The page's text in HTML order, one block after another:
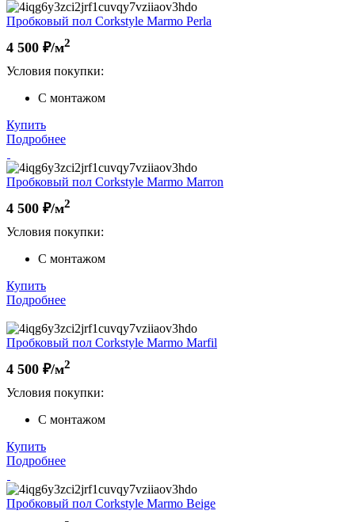
Пробковый пол Corkstyle Marmo Perla
4 500 ₽/м2
Условия покупки:
С монтажом
Купить
Подробнее
Пробковый пол Corkstyle Marmo Marron
4 500 ₽/м2
Условия покупки:
С монтажом
Купить
Подробнее
Пробковый пол Corkstyle Marmo Marfil
4 500 ₽/м2
Условия покупки:
С монтажом
Купить
Подробнее
Пробковый пол Corkstyle Marmo Beige